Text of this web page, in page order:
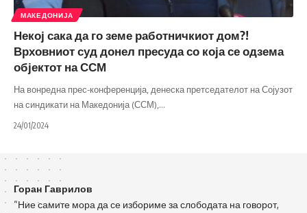
МАКЕДОНИЈА
Некој сака да го земе работничкиот дом?!
Врховниот суд донел пресуда со која се одзема
објектот на ССМ
На вонредна прес-конференција, денеска претседателот на Сојузот
на синдикати на Македонија (ССМ), …
24/01/2024
Горан Гаврилов
“Ние самите мора да се избориме за слободата на говорот,